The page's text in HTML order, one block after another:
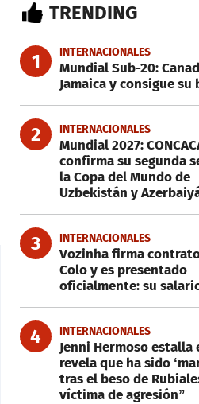
TRENDING
1 INTERNACIONALES
Mundial Sub-20:
Jamaica y consigue su
2 INTERNACIONALES
Mundial 2027:
confirma su segunda
la Copa del Mundo de
Uzbekistán y
3 INTERNACIONALES
Vozinha firma
Colo y es presentado
oficialmente: su
4 INTERNACIONALES
Jenni Hermoso estalla
revela que ha sido
tras el beso de
víctima de agresión”